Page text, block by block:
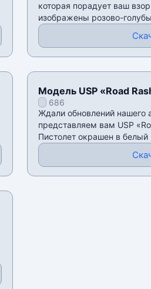
которая порадует ваш
изображены розово-
Модель USP «Road
686
Ждали обновлений нашего
представляем вам USP
Пистолет окрашен в белый